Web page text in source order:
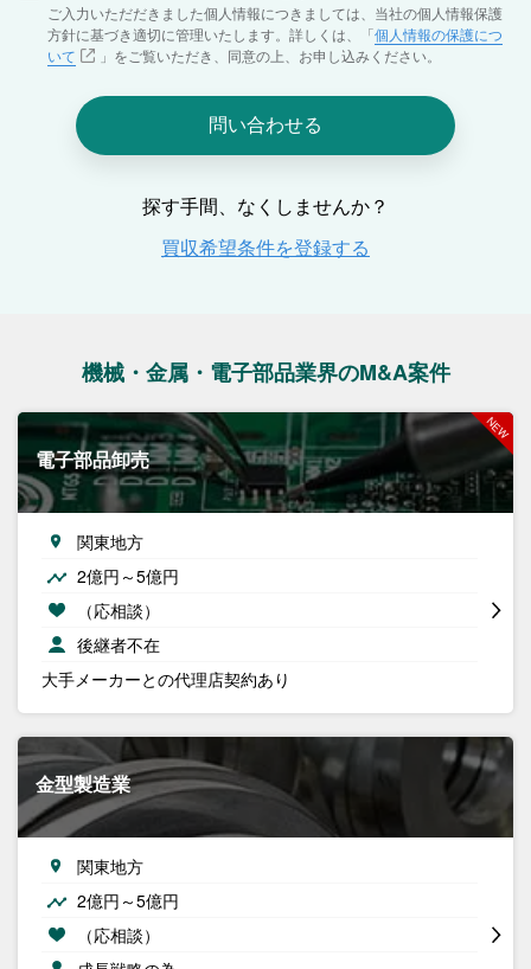
機械・金属・電子部品業界のM&A案件
電子部品卸売
関東地方
2億円～5億円
（応相談）
後継者不在
大手メーカーとの代理店契約あり
金型製造業
関東地方
2億円～5億円
（応相談）